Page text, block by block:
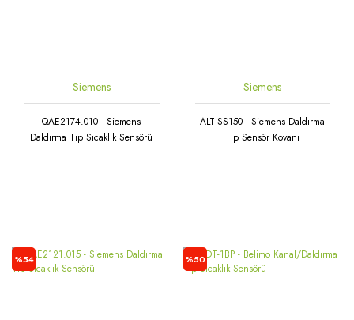
Siemens
QAE2174.010 - Siemens
Daldırma Tip Sıcaklık Sensörü
Siemens
ALT-SS150 - Siemens Daldırma
Tip Sensör Kovanı
%54 %50